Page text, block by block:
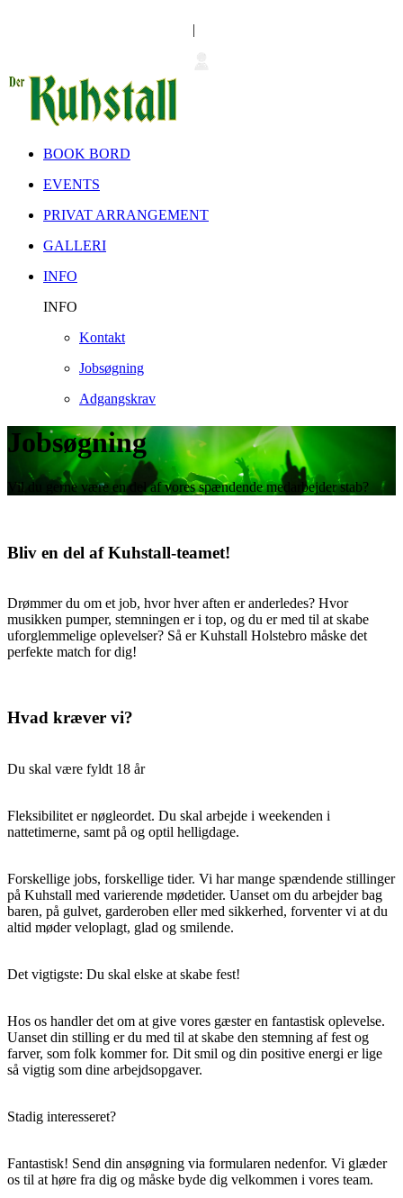
|
BOOK BORD
EVENTS
PRIVAT ARRANGEMENT
GALLERI
INFO
INFO
Kontakt
Jobsøgning
Adgangskrav
Jobsøgning
Vil du gerne være en del af vores spændende medarbejder stab?
Bliv en del af Kuhstall-teamet!
Drømmer du om et job, hvor hver aften er anderledes? Hvor
musikken pumper, stemningen er i top, og du er med til at skabe
uforglemmelige oplevelser? Så er Kuhstall Holstebro måske det
perfekte match for dig!
Hvad kræver vi?
Du skal være fyldt 18 år
Fleksibilitet er nøgleordet. Du skal arbejde i weekenden i
nattetimerne, samt på og optil helligdage.
Forskellige jobs, forskellige tider. Vi har mange spændende stillinger
på Kuhstall med varierende mødetider. Uanset om du arbejder bag
baren, på gulvet, garderoben eller med sikkerhed, forventer vi at du
altid møder veloplagt, glad og smilende.
Det vigtigste: Du skal elske at skabe fest!
Hos os handler det om at give vores gæster en fantastisk oplevelse.
Uanset din stilling er du med til at skabe den stemning af fest og
farver, som folk kommer for. Dit smil og din positive energi er lige
så vigtig som dine arbejdsopgaver.
Stadig interesseret?
Fantastisk! Send din ansøgning via formularen nedenfor. Vi glæder
os til at høre fra dig og måske byde dig velkommen i vores team.